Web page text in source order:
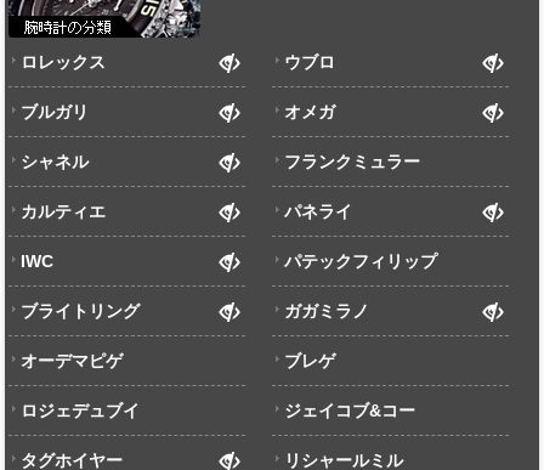
ロレックス ウブロ
ブルガリ オメガ
シャネル フランクミュラー
カルティエ パネライ
IWC パテックフィリップ
ブライトリング ガガミラノ
オーデマピゲ ブレゲ
ロジェデュブイ ジェイコブ&コー
タグホイヤー リシャールミル